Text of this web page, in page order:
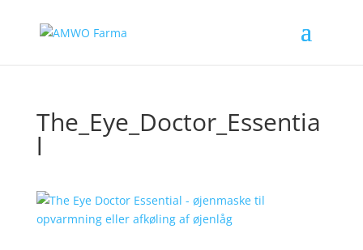
The_Eye_Doctor_Essentia
l